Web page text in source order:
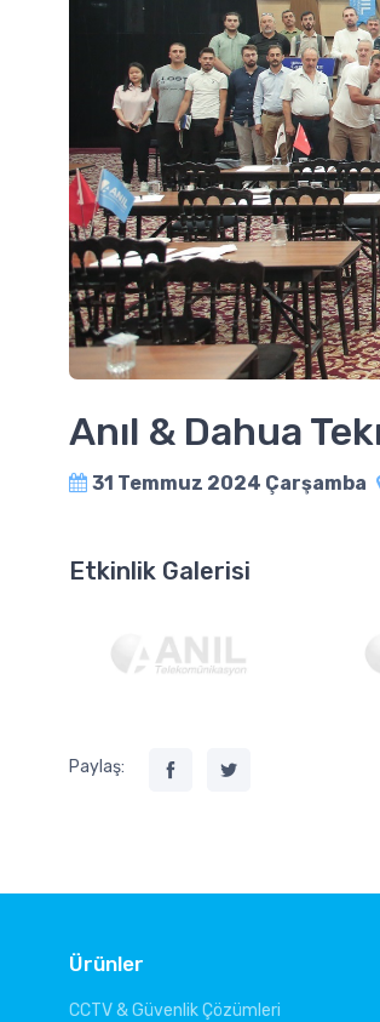
Anıl & Dahua
31 Temmuz 2024 Çarşamba
Etkinlik Galerisi
Paylaş:
Ürünler
CCTV & Güvenlik Çözümleri